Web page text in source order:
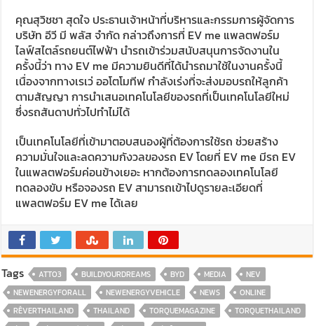
คุณสุวิชชา สุดใจ ประธานเจ้าหน้าที่บริหารและกรรมการผู้จัดการ
บริษัท อีวี มี พลัส จำกัด กล่าวถึงการที่ EV me แพลตฟอร์ม
ไลฟ์สไตล์รถยนต์ไฟฟ้า นำรถเข้าร่วมสนับสนุนการจัดงานใน
ครั้งนี้ว่า ทาง EV me มีความยินดีที่ได้นำรถมาใช้ในงานครั้งนี้
เนื่องจากทางเรเว่ ออโตโมทีฟ กำลังเร่งที่จะส่งมอบรถให้ลูกค้า
ตามสัญญา การนำเสนอเทคโนโลยีของรถที่เป็นเทคโนโลยีใหม่
ซึ่งรถสันดาปทั่วไปทำไม่ได้
เป็นเทคโนโลยีที่เข้ามาตอบสนองผู้ที่ต้องการใช้รถ ช่วยสร้าง
ความมั่นใจและลดความกังวลของรถ EV โดยที่ EV me มีรถ EV
ในแพลตฟอร์มค่อนข้างเยอะ หากต้องการทดลองเทคโนโลยี
ทดลองขับ หรือจองรถ EV สามารถเข้าไปดูรายละเอียดที่
แพลตฟอร์ม EV me ได้เลย
Tags ATTO3 BUILDYOURDREAMS BYD MEDIA
NEV
NEWENERGYFORALL
NEWENERGYVEHICLE NEWS
ONLINE
RÊVERTHAILAND
THAILAND TORQUEMAGAZINE
TORQUETHAILAND